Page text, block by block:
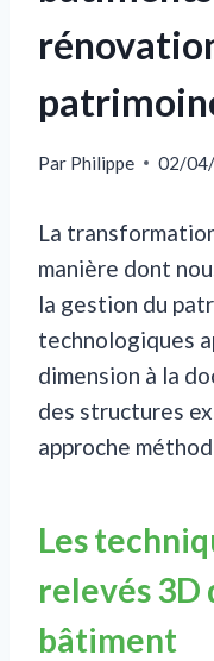
Par Philippe 02/
La
manière dont
la gestion du
technologiques
dimension à la
des structures
approche
Les
relevés 3D
bâtiment